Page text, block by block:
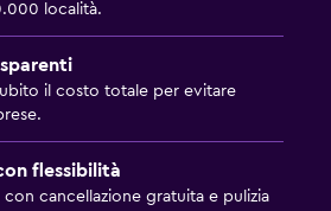
località.
il costo totale per evitare
flessibilità
con cancellazione gratuita e pulizia